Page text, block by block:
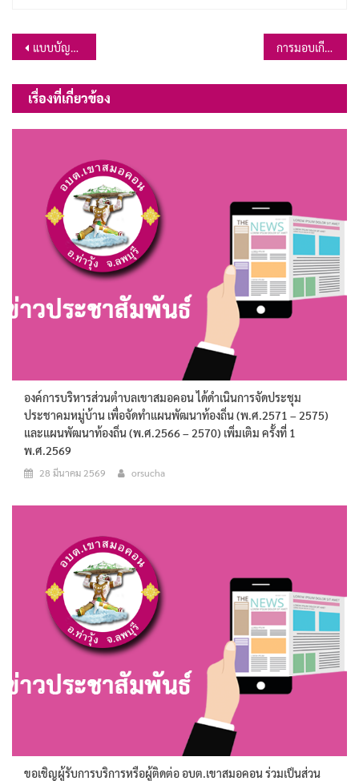
แนะแนว
เรื่อง
แบบบัญชีรายการที่ดินและสิ่งปลูกสร้าง ประจำปี 2568 การมอบเกียรติคุณแก่ผู้ชำระภาษีดีเด่น ประจำปีงบประมาณ พ.ศ.2568
เรื่องที่เกี่ยวข้อง
องค์การบริหารส่วนตำบลเขาสมอคอน ได้ดำเนินการจัดประชุม
ประชาคมหมู่บ้าน เพื่อจัดทำแผนพัฒนาท้องถิ่น (พ.ศ.2571 – 2575)
และแผนพัฒนาท้องถิ่น (พ.ศ.2566 – 2570) เพิ่มเติม ครั้งที่ 1
พ.ศ.2569
28 มีนาคม 2569 orsucha
ขอเชิญผู้รับการบริการหรือผู้ติดต่อ อบต.เขาสมอคอน ร่วมเป็นส่วน